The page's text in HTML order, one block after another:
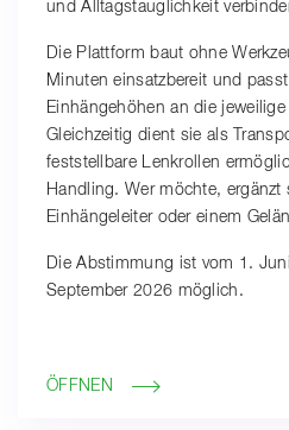
und Alltagstauglichkeit
Die Plattform baut ohne
Minuten einsatzbereit und
Einhängehöhen an die
Gleichzeitig dient sie als
feststellbare Lenkrollen
Handling. Wer möchte,
Einhängeleiter oder einem
Die Abstimmung ist vom 1.
September 2026 möglich.
ÖFFNEN